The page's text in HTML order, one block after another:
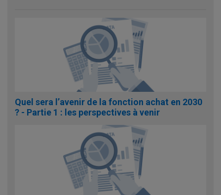
Quel sera l’avenir de la fonction achat en 2030
? - Partie 1 : les perspectives à venir